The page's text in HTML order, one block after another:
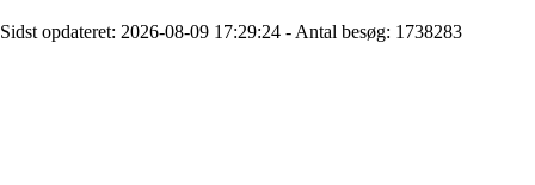
Sidst opdateret: 2026-08-09 17:29:24 - Antal besøg: 1738283